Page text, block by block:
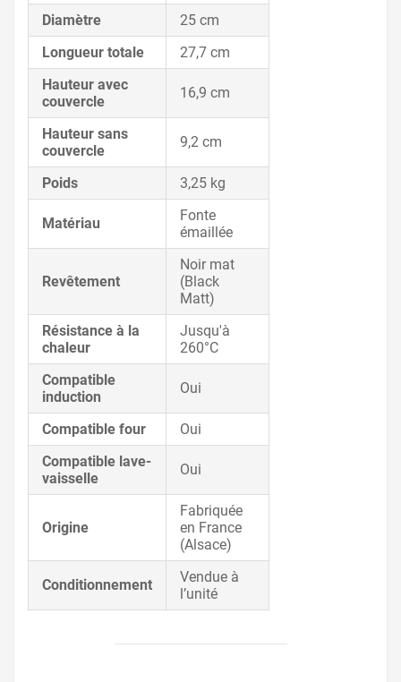
Diamètre
25 cm
Longueur totale
27,7 cm
Hauteur avec
couvercle
16,9 cm
Hauteur sans
couvercle
9,2 cm
Poids 3,25 kg
Matériau
Fonte
émaillée
Revêtement
Noir mat
(Black
Matt)
Résistance à la
chaleur
Jusqu'à
260°C
Compatible
induction
Oui
Compatible four
Oui
Compatible lave-
vaisselle
Oui
Origine
Fabriquée
en France
(Alsace)
Conditionnement
Vendue à
l’unité